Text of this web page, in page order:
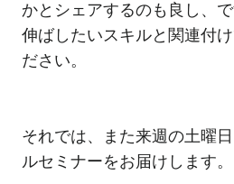
かとシェアするのも良し、
伸ばしたいスキルと関連付
ださい。
それでは、また来週の土曜
ルセミナーをお届けします。